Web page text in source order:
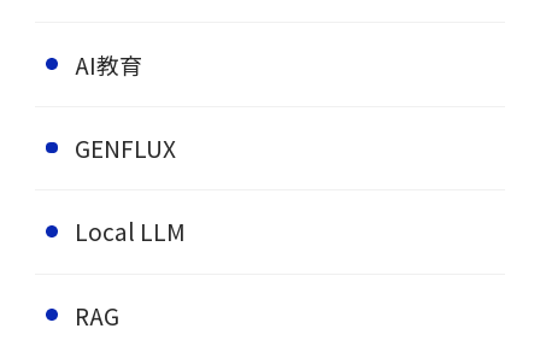
AI教育
GENFLUX
Local LLM
RAG